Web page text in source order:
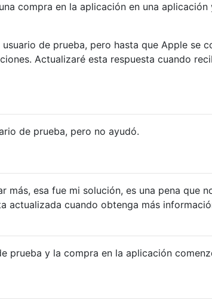
compra en la aplicación en una aplicación
de prueba, pero hasta que Apple se
Actualizaré esta respuesta cuando
de prueba, pero no ayudó.
más, esa fue mi solución, es una pena que
actualizada cuando obtenga más
prueba y la compra en la aplicación